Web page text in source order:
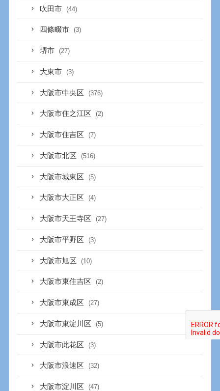
吹田市 (44)
四條畷市 (3)
堺市 (27)
大東市 (3)
大阪市中央区 (376)
大阪市住之江区 (2)
大阪市住吉区 (7)
大阪市北区 (516)
大阪市城東区 (5)
大阪市大正区 (4)
大阪市天王寺区 (27)
大阪市平野区 (3)
大阪市旭区 (10)
大阪市東住吉区 (2)
大阪市東成区 (27)
大阪市東淀川区 (5)
大阪市此花区 (3)
大阪市浪速区 (32)
大阪市淀川区 (47)